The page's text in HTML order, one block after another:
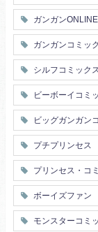
ガンガンONLINE
ガンガンコミッ
シルフコミック
ビーボーイコミ
ビッグガンガン
プチプリンセス
プリンセス・コ
ボーイズファン
モンスターコミ